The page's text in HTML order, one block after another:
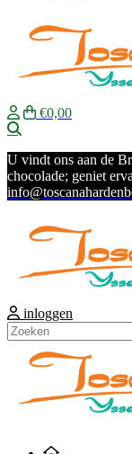
€0,00
U vindt ons aan de
chocolade; geniet
inloggen